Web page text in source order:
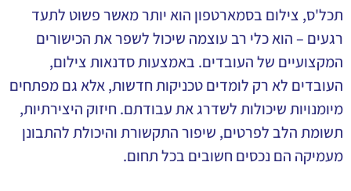
תכל'ס, צילום בסמארטפון הוא יותר מאשר פשוט לתעד
רגעים – הוא כלי רב עוצמה שיכול לשפר את הכישורים
המקצועיים של העובדים. באמצעות סדנאות צילום,
העובדים לא רק לומדים טכניקות חדשות, אלא גם מפתחים
מיומנויות שיכולות לשדרג את עבודתם. חיזוק היצירתיות,
תשומת הלב לפרטים, שיפור התקשורת והיכולת להתבונן
מעמיקה הם נכסים חשובים בכל תחום.